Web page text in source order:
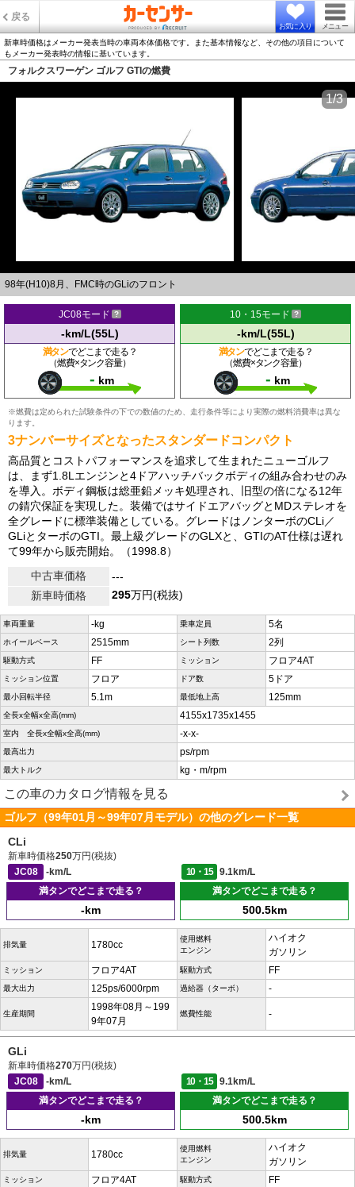
戻る
お気に入り メニュー
新車時価格はメーカー発表当時の車両本体価格です。また基本情報など、その他の項目について
もメーカー発表時の情報に基いています。
フォルクスワーゲン ゴルフ GTIの燃費
98年(H10)8月、FMC時のGLiのフロント
1/3
JC08モード
-km/L(55L)
満タンでどこまで走る？
（燃費×タンク容量）
- km
10・15モード
-km/L(55L)
満タンでどこまで走る？
（燃費×タンク容量）
- km
※燃費は定められた試験条件の下での数値のため、走行条件等により実際の燃料消費率は異な
ります。
3ナンバーサイズとなったスタンダードコンパクト
高品質とコストパフォーマンスを追求して生まれたニューゴルフ
は、まず1.8Lエンジンと4ドアハッチバックボディの組み合わせのみ
を導入。ボディ鋼板は総亜鉛メッキ処理され、旧型の倍になる12年
の錆穴保証を実現した。装備ではサイドエアバッグとMDステレオを
全グレードに標準装備としている。グレードはノンターボのCLi／
GLiとターボのGTI。最上級グレードのGLXと、GTIのAT仕様は遅れ
て99年から販売開始。（1998.8）
中古車価格
---
新車時価格
295万円(税抜)
車両重量 -kg 乗車定員 5名
ホイールベース 2515mm シート列数 2列
駆動方式 FF ミッション フロア4AT
ミッション位置 フロア ドア数 5ドア
最小回転半径 5.1m 最低地上高 125mm
全長x全幅x全高(mm) 4155x1735x1455
室内 全長x全幅x全高(mm) -x-x-
最高出力 ps/rpm
最大トルク kg・m/rpm
この車のカタログ情報を見る
ゴルフ（99年01月～99年07月モデル）の他のグレード一覧
CLi
新車時価格250万円(税抜)
JC08
-km/L 10・15
9.1km/L
満タンでどこまで走る？
-km
満タンでどこまで走る？
500.5km
排気量 1780cc
使用燃料
エンジン
ハイオク
ガソリン
ミッション フロア4AT 駆動方式 FF
最大出力 125ps/6000rpm 過給器（ターボ） -
生産期間
1998年08月～199
9年07月
燃費性能 -
GLi
新車時価格270万円(税抜)
JC08
-km/L 10・15
9.1km/L
満タンでどこまで走る？
-km
満タンでどこまで走る？
500.5km
排気量 1780cc
使用燃料
エンジン
ハイオク
ガソリン
ミッション フロア4AT 駆動方式 FF